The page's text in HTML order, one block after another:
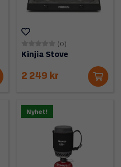
(0)
Kinjia Stove
2 249 kr
Nyhet!